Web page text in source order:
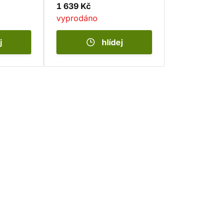
1 639 Kč
vyprodáno
hlídej